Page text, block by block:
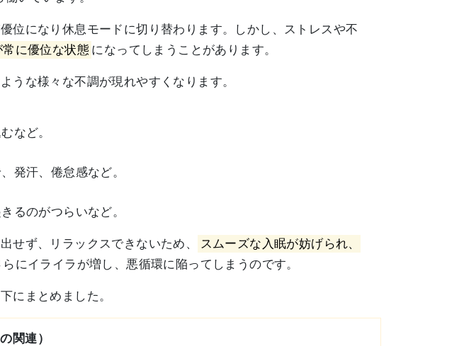
位になり休息モードに切り替わります。しかし、ストレスや不
に優位な状態 になってしまうことがあります。
うな様々な不調が現れやすくなります。
など。
発汗、倦怠感など。
るのがつらいなど。
せず、リラックスできないため、
スムーズな入眠が妨げられ、
にイライラが増し、悪循環に陥ってしまうのです。
にまとめました。
関連）